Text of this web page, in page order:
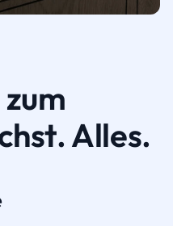
Alles.